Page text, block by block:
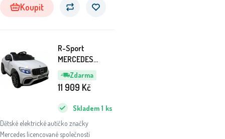
Koupit
Zdarma
R-Sport
MERCEDES
GLC63S
Elektrické
autíčko 4x4 Bílé
Dětské elektrické autíčko značky
Mercedes licencované společností
Skladem 1 ks
11 909 Kč